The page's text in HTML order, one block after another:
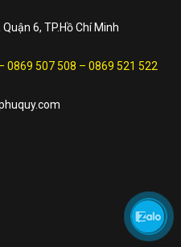
6, TP.Hồ Chí Minh
0869 507 508 – 0869 521 522